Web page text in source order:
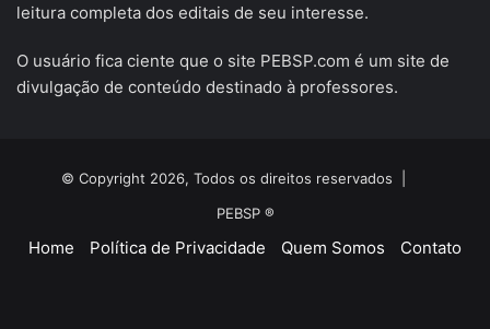
leitura completa dos editais de seu interesse.
O usuário fica ciente que o site PEBSP.com é um site de
divulgação de conteúdo destinado à professores.
© Copyright 2026, Todos os direitos reservados |
PEBSP ®
Home Política de Privacidade Quem Somos Contato